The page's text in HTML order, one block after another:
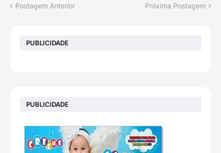
Postagem Anterior Próxima Postagem
PUBLICIDADE
PUBLICIDADE